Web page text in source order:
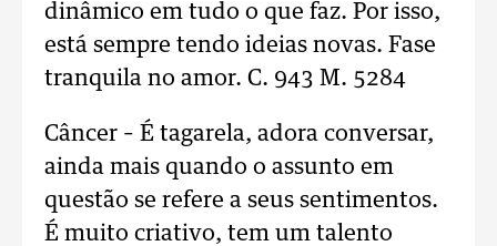
dinâmico em tudo o que faz. Por isso,
está sempre tendo ideias novas. Fase
tranquila no amor. C. 943 M. 5284
Câncer – É tagarela, adora conversar,
ainda mais quando o assunto em
questão se refere a seus sentimentos.
É muito criativo, tem um talento